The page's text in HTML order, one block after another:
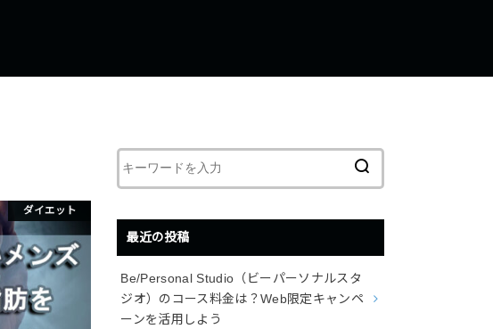
ダイエット
最近の投稿
Be/Personal Studio（ビーパーソナルスタ
ジオ）のコース料金は？Web限定キャンペ
ーンを活用しよう